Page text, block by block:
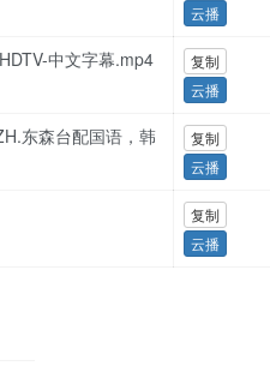
云播
中文字幕.mp4
复制
云播
东森台配国语，韩
复制
云播
复制
云播